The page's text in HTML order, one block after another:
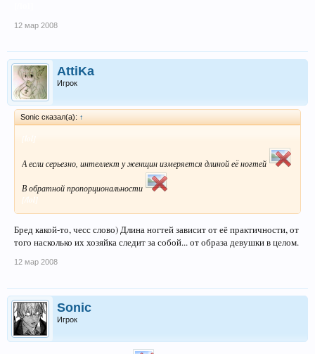
12 мар 2008
AttiKa
Игрок
Sonic сказал(а): ↑
[lol]
А если серьезно, интеллект у женщин измеряется длиной её ногтей
В обратной пропорциональности
[/lol]
Бред какой-то, чесс слово) Длина ногтей зависит от её практичности, от
того насколько их хозяйка следит за собой... от образа девушки в целом.
12 мар 2008
Sonic
Игрок